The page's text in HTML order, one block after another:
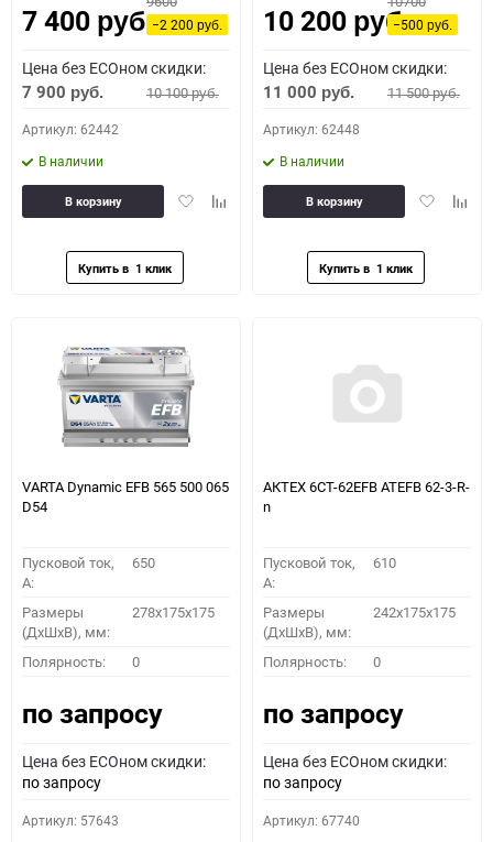
7 400 руб.−2 200руб.
Цена без ECOном скидки:
7 900 руб. 10 100руб.
Артикул: 62442
В наличии
ДобавитьДобавить
В корзину
10 200 руб.−500руб.
Цена без ECOном скидки:
11 000 руб. 11 500руб.
Артикул: 62448
В наличии
Добавить
В корзину
VARTA Dynamic EFB 565 500 065
D54
Пусковой ток,
A:
650
Размеры
(ДхШхВ), мм:
278x175x175
Полярность: 0
по запросу
Цена без ECOном скидки:
по запросу
Артикул: 57643
АКТЕХ 6СТ-62EFB ATEFB 62-3-R-
n
Пусковой ток,
A:
610
Размеры
(ДхШхВ), мм:
242x175x175
Полярность: 0
по запросу
Цена без ECOном скидки:
по запросу
Артикул: 67740